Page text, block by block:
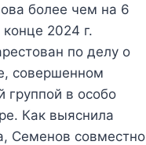
более чем на 6
2024 г.
по делу о
совершенном
группой в особо
Как выяснила
Семенов совместно